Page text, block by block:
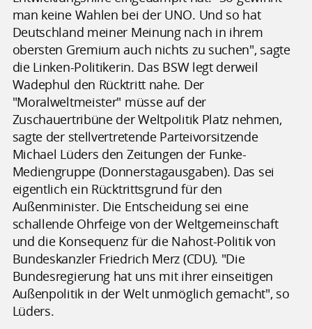
man keine Wahlen bei der UNO. Und so hat
Deutschland meiner Meinung nach in ihrem
obersten Gremium auch nichts zu suchen", sagte
die Linken-Politikerin. Das BSW legt derweil
Wadephul den Rücktritt nahe. Der
"Moralweltmeister" müsse auf der
Zuschauertribüne der Weltpolitik Platz nehmen,
sagte der stellvertretende Parteivorsitzende
Michael Lüders den Zeitungen der Funke-
Mediengruppe (Donnerstagausgaben). Das sei
eigentlich ein Rücktrittsgrund für den
Außenminister. Die Entscheidung sei eine
schallende Ohrfeige von der Weltgemeinschaft
und die Konsequenz für die Nahost-Politik von
Bundeskanzler Friedrich Merz (CDU). "Die
Bundesregierung hat uns mit ihrer einseitigen
Außenpolitik in der Welt unmöglich gemacht", so
Lüders.